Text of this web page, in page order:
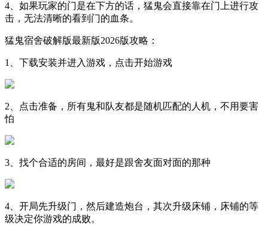
4、如果玩家的门是在下方的话，猛鬼会直接靠在门上进行攻
击，无法清晰的看到门的血条。
猛鬼宿舍破解版最新版2026版攻略：
1、下载安装并进入游戏，点击开始游戏
2、点击准备，所有鬼和队友都是随机匹配的人机，不用要害
怕
3、找个合适的房间，最好是跟舍友面对面的那种
4、开局先升级门，然后建造炮台，其次升级床铺，床铺的等
级决定你游戏的成败。